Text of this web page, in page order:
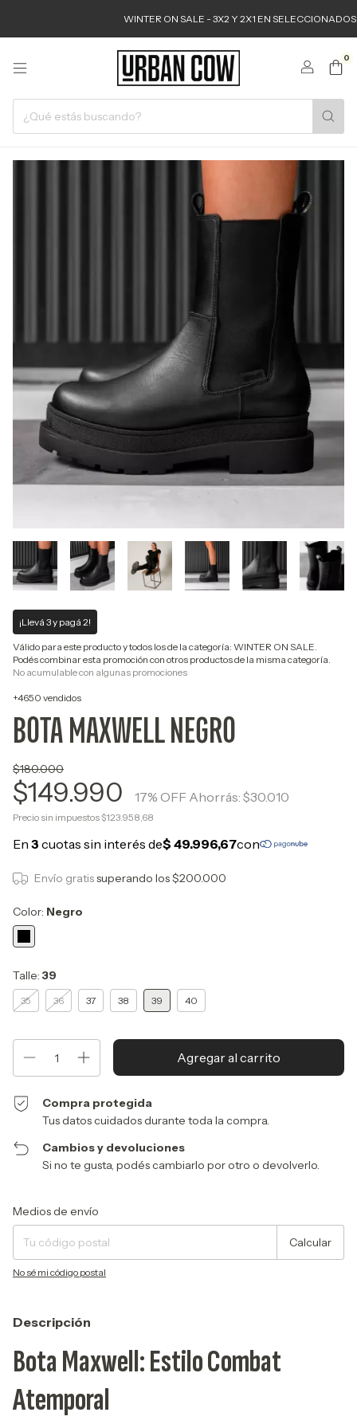
WINTER ON SALE - 3X2 Y 2X1 EN SELECCIONADOS
0
¡Llevá 3 y pagá 2!
Válido para este producto y todos los de la categoría: WINTER ON SALE.
Podés combinar esta promoción con otros productos de la misma categoría.
No acumulable con algunas promociones
+4650 vendidos
BOTA MAXWELL NEGRO
$180.000
$149.990 17% OFF Ahorrás: $30.010
Precio sin impuestos $123.958,68
Envío gratissuperando los$200.000
Color: Negro
Talle: 39
35 36 37 38 39 40
Compra protegida
Tus datos cuidados durante toda la compra.
Cambios y devoluciones
Si no te gusta, podés cambiarlo por otro o devolverlo.
Entregas para el CP:
Medios de envío
Calcular
No sé mi código postal
Descripción
Bota Maxwell: Estilo Combat
Atemporal